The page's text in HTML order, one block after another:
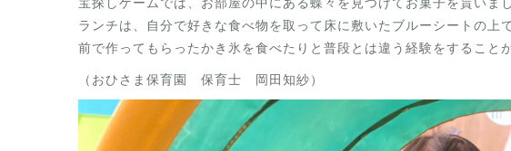
ランチは、自分で好きな食べ物を取って床に敷いたブルーシートの上
前で作ってもらったかき氷を食べたりと普段とは違う経験をすること
（おひさま保育園 保育士 岡田知紗）